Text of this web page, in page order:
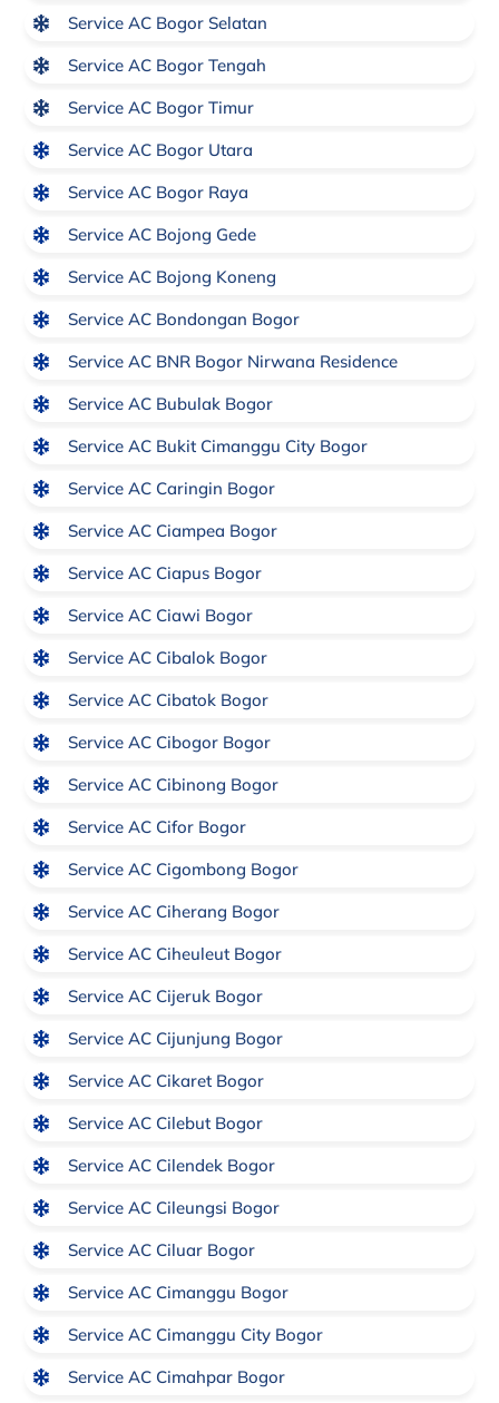
Service AC Bogor Selatan
Service AC Bogor Tengah
Service AC Bogor Timur
Service AC Bogor Utara
Service AC Bogor Raya
Service AC Bojong Gede
Service AC Bojong Koneng
Service AC Bondongan Bogor
Service AC BNR Bogor Nirwana Residence
Service AC Bubulak Bogor
Service AC Bukit Cimanggu City Bogor
Service AC Caringin Bogor
Service AC Ciampea Bogor
Service AC Ciapus Bogor
Service AC Ciawi Bogor
Service AC Cibalok Bogor
Service AC Cibatok Bogor
Service AC Cibogor Bogor
Service AC Cibinong Bogor
Service AC Cifor Bogor
Service AC Cigombong Bogor
Service AC Ciherang Bogor
Service AC Ciheuleut Bogor
Service AC Cijeruk Bogor
Service AC Cijunjung Bogor
Service AC Cikaret Bogor
Service AC Cilebut Bogor
Service AC Cilendek Bogor
Service AC Cileungsi Bogor
Service AC Ciluar Bogor
Service AC Cimanggu Bogor
Service AC Cimanggu City Bogor
Service AC Cimahpar Bogor